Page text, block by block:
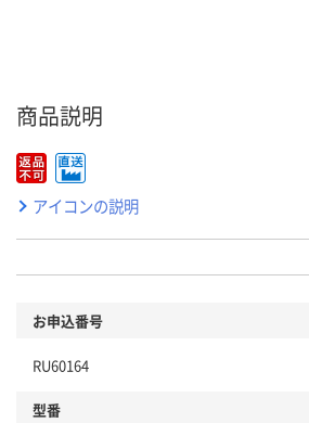
商品説明
アイコンの説明
お申込番号
RU60164
型番